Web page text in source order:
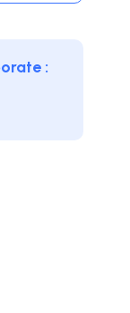
: